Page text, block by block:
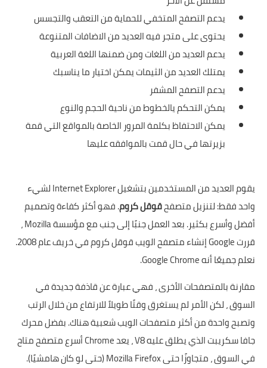
يدعم التصفح المتخفي للحماية من التعقب والتجسس
يحتوى على متجر فيه العديد من الاضافات المتنوعة
يدعم العديد من اللغات ومن ضمنها اللغة العربية
يمتلك العديد من الثيمات يمكن اختيار ما يناسبك
يدعم التصفح المشفر
يمكن التحكم يالخطوط من ناحية الحجم والنوع
يمكن الاحتفاظ بكلمة المرور الخاصة بالمواقع التي قمة
بزيرتها في حال قمت بالموافقه عليها
يقوم العديد من المستخدمين بتشغيل Internet Explorer لشيء
واحد فقط: لتنزيل متصفحقوقل كروم. فهو أكثر كفاءة وتصميم
أفضل وأسرع بكثير. بعد العمل جنبًا إلى جنب مع مؤسسة Mozilla ،
قررت Google إنشاء متصفح الويب قوقل كروم في خريف عام 2008.
نعلم جميعًا أنه Google Chrome.
مقارنة بالمتصفحات الأخرى ، فهي عبارة عن قاذفة جديدة في
السوق ، لكن الأمر لم يستغرق وقتًا طويلاً للارتفاع من خلال الرتب
وتصبح واحدة من أكثر متصفحات الويب شعبية هناك. بفضل محرك
جافا سكريبت الذي يطلق عليه V8 ، يعد Chrome أسرع متصفح متاح
في السوق ، متجاوزًا حتى Mozilla Firefox (حتى لو كان هامشيًا).